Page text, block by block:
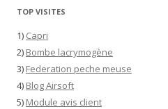
TOP VISITES
1) Capri
2) Bombe lacrymogène
3) Federation peche meuse
4) Blog Airsoft
5) Module avis client